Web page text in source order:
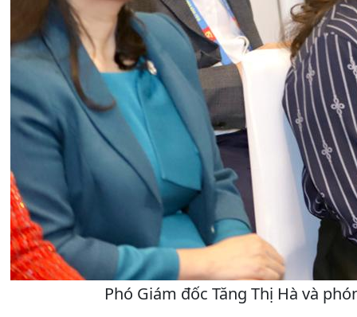
Phó Giám đốc Tăng Thị Hà và